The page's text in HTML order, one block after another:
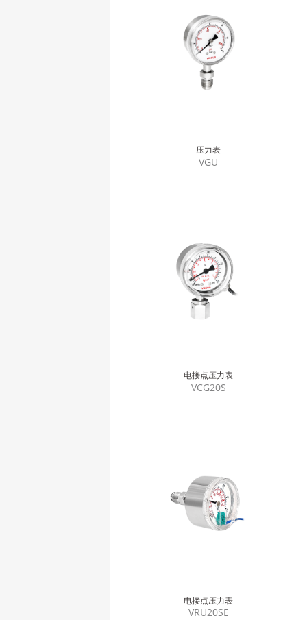
压力表
VGU
电接点压力表
VCG20S
电接点压力表
VRU20SE